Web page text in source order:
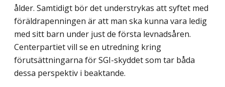
ålder. Samtidigt bör det understrykas att syftet med
föräldrapenningen är att man ska kunna vara ledig
med sitt barn under just de första levnadsåren.
Centerpartiet vill se en utredning kring
förutsättningarna för SGI-skyddet som tar båda
dessa perspektiv i beaktande.